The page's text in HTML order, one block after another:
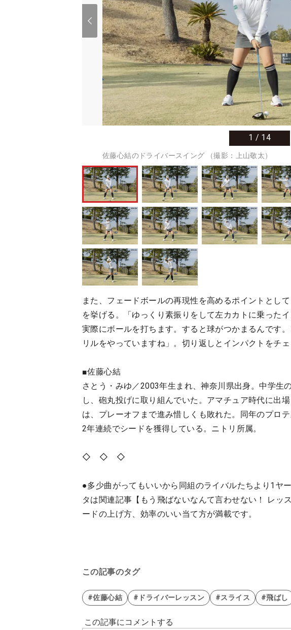
1 / 14
佐藤心結のドライバースイング （撮影：上山敬太）
また、フェードボールの再現性を高めるポイントとし
を挙げる。「ゆっくり素振りをして左カカトに乗った
実際にボールを打ちます。すると球がつかまるんです
リルをやっていますね」。切り返しとインパクトをチ
■佐藤心結
さとう・みゆ／2003年生まれ、神奈川県出身。中学生
し、砲丸投げに取り組んでいた。アマチュア時代に出
は、プレーオフまで進み惜しくも敗れた。同年のプロ
2年連続でシードを獲得している。ニトリ所属。
◇ ◇ ◇
●多少曲がってもいいから同組のライバルたちより1ヤ
タは関連記事【もう飛ばないなんて言わせない！ レッ
ードの上げ方、効率のいい当て方が満載です。
この記事のタグ
#佐藤心結 #ドライバーレッスン #スライス #飛ばし